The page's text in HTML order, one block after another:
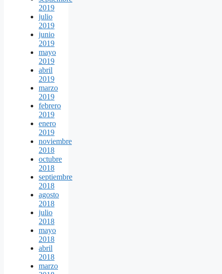
2019
julio
2019
junio
2019
mayo
2019
abril
2019
marzo
2019
febrero
2019
enero
2019
noviembre
2018
octubre
2018
septiembre
2018
agosto
2018
julio
2018
mayo
2018
abril
2018
marzo